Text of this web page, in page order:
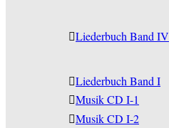
Liederbuch Band IV
Liederbuch Band I
Musik CD I-1
Musik CD I-2